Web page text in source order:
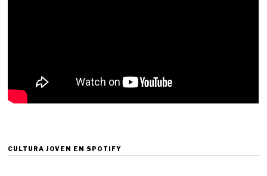
CULTURA JOVEN EN SPOTIFY